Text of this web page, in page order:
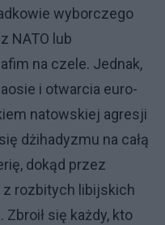
wyborczego
NATO lub
na czele. Jednak,
i otwarcia euro-
natowskiej agresji
dżihadyzmu na całą
dokąd przez
z rozbitych libijskich
się każdy, kto